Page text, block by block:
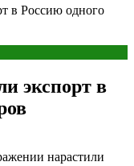
в Россию одного
экспорт в
нарастили